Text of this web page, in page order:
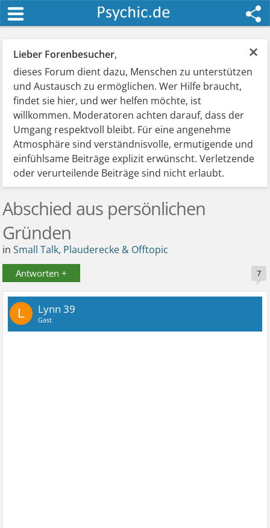
×
Lieber Forenbesucher,
dieses Forum dient dazu, Menschen zu unterstützen
und Austausch zu ermöglichen. Wer Hilfe braucht,
findet sie hier, und wer helfen möchte, ist
willkommen. Moderatoren achten darauf, dass der
Umgang respektvoll bleibt. Für eine angenehme
Atmosphäre sind verständnisvolle, ermutigende und
einfühlsame Beiträge explizit erwünscht. Verletzende
oder verurteilende Beiträge sind nicht erlaubt.
Abschied aus persönlichen
Gründen
inSmall Talk, Plauderecke & Offtopic
Antworten + 7
L Lynn 39
Gast